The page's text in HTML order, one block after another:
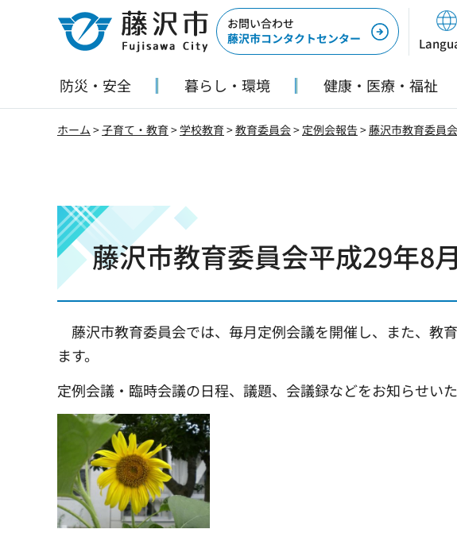
藤沢市
お問い合わせ
藤沢市コンタクトセンター
防災・安全 暮らし・環境 健康・医療・福祉
ホーム >子育て・教育 >学校教育 >教育委員会> 定例会報告>藤沢市教育委員
藤沢市教育委員会平成29年8
藤沢市教育委員会では、毎月定例会議を開催し、また、教
ます。
定例会議・臨時会議の日程、議題、会議録などをお知らせいた